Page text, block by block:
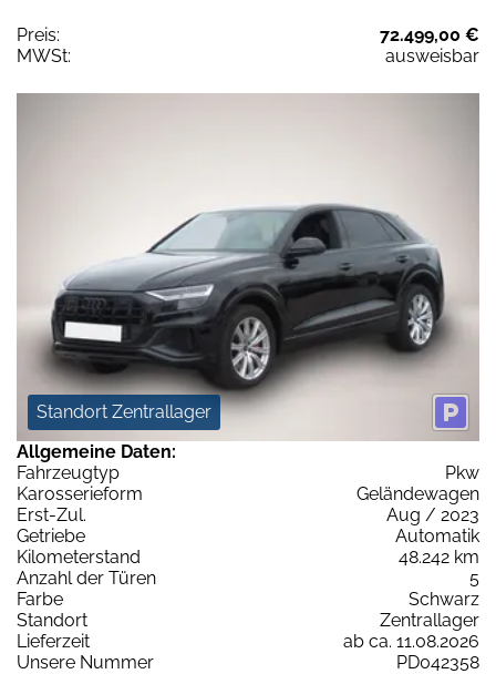
Preis:
72.499,00 €
MWSt:
ausweisbar
Standort Zentrallager
Allgemeine Daten:
Fahrzeugtyp
Pkw
Karosserieform
Geländewagen
Erst-Zul.
Aug / 2023
Getriebe
Automatik
Kilometerstand
48.242 km
Anzahl der Türen
5
Farbe
Schwarz
Standort
Zentrallager
Lieferzeit
ab ca. 11.08.2026
Unsere Nummer
PD042358